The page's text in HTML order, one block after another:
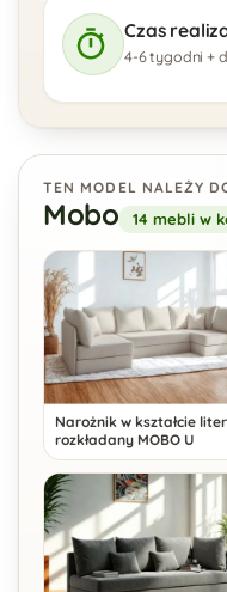
Czas
4-6 tygodni +
TEN MODEL NALEŻY
Mobo 14 mebli w
Narożnik w kształcie
rozkładany MOBO U